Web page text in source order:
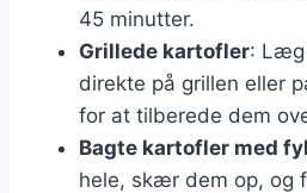
45 minutter.
Grillede kartofler: Læg
direkte på grillen eller
for at tilberede dem
Bagte kartofler med
hele, skær dem op, og